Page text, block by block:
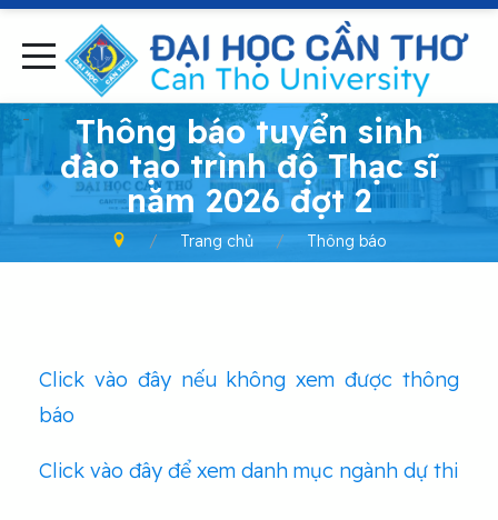
-
Thông báo tuyển sinh
đào tạo trình độ Thạc sĩ
năm 2026 đợt 2
Trang chủ Thông báo
Click vào đây nếu không xem được thông
báo
Click vào đây để xem danh mục ngành dự thi